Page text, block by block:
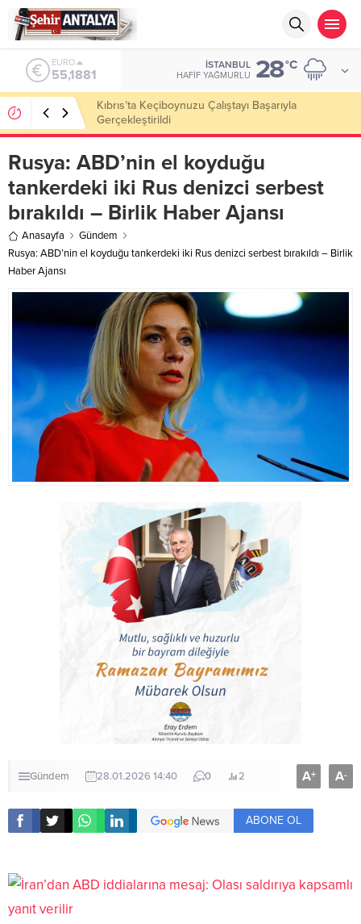
ALTIN
6.660,55
İSTANBUL
HAFIF YAĞMURLU 28°C
LGS’de 500 Tam Puan, YKS’de İlk 1000 Başarısı:
Doğru Cevap Eğitim Kurumları Zirvede
Rusya: ABD’nin el koyduğu
tankerdeki iki Rus denizci serbest
bırakıldı – Birlik Haber Ajansı
Anasayfa
Gündem
Rusya: ABD’nin el koyduğu tankerdeki iki Rus denizci serbest bırakıldı – Birlik
Haber Ajansı
Gündem 28.01.2026 14:40 0 2 A+ A-
ABONE OL